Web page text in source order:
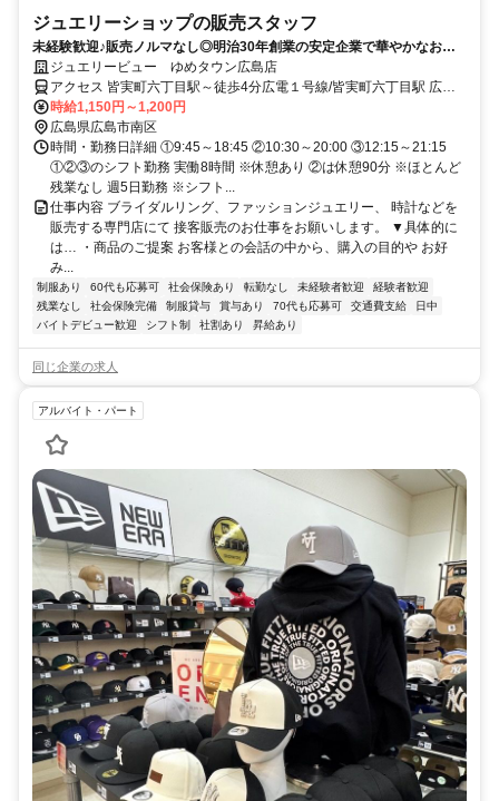
ジュエリーショップの販売スタッフ
未経験歓迎♪販売ノルマなし◎明治30年創業の安定企業で華やかなお仕
事しませんか！幅広い世代の女性活躍中
ジュエリービュー ゆめタウン広島店
アクセス 皆実町六丁目駅～徒歩4分広電１号線/皆実町六丁目駅 広電
５号線/皆実町二丁目駅 広電３号線/御幸橋駅 広電７号線/広電本社前
駅 広電２号線/胡町駅
時給1,150円～1,200円
広島県広島市南区
時間・勤務日詳細 ①9:45～18:45 ②10:30～20:00 ③12:15～21:15
①②③のシフト勤務 実働8時間 ※休憩あり ②は休憩90分 ※ほとんど
残業なし 週5日勤務 ※シフト...
仕事内容 ブライダルリング、ファッションジュエリー、 時計などを
販売する専門店にて 接客販売のお仕事をお願いします。 ▼具体的に
は… ・商品のご提案 お客様との会話の中から、購入の目的や お好
み...
制服あり 60代も応募可 社会保険あり 転勤なし 未経験者歓迎
経験者歓迎
残業なし
社会保険完備 制服貸与 賞与あり 70代も応募可 交通費支給
日中
バイトデビュー歓迎
シフト制 社割あり 昇給あり
同じ企業の求人
アルバイト・パート